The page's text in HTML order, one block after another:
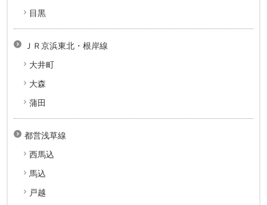
目黒
ＪＲ京浜東北・根岸線
大井町
大森
蒲田
都営浅草線
西馬込
馬込
戸越